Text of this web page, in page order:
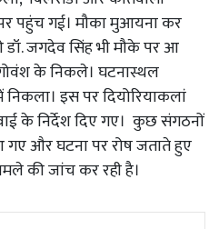
पहुंच गई। मौका मुआयना कर
डॉ. जगदेव सिंह भी मौके पर आ
के निकले। घटनास्थल
निकला। इस पर दियोरियाकलां
के निर्देश दिए गए। कुछ संगठनों
गए और घटना पर रोष जताते हुए
की जांच कर रही है।